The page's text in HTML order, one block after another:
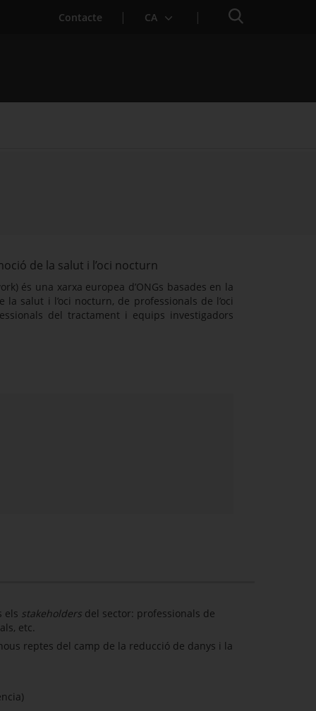
Contacte CA Cercador
de la salut i l’oci nocturn
és una xarxa europea d’ONGs basades en la
salut i l’oci nocturn, de professionals de l’oci
del tractament i equips investigadors
els stakeholders del sector: professionals de
etc.
reptes del camp de la reducció de danys i la